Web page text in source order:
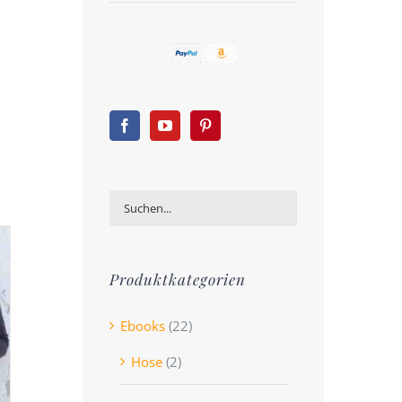
Produktkategorien
Ebooks (22)
Hose (2)